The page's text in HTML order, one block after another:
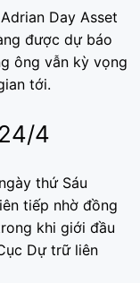
Day Asset
được dự báo
ông vẫn kỳ vọng
tới.
4
thứ Sáu
tiếp nhờ đồng
khi giới đầu
Dự trữ liên